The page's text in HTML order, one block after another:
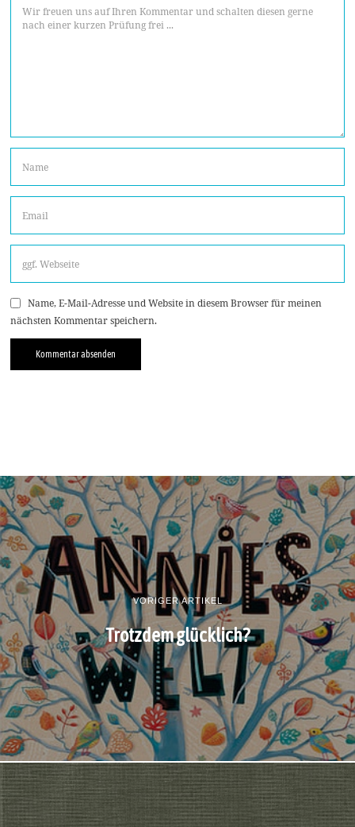
Name, E-Mail-Adresse und Website in diesem Browser für meinen
nächsten Kommentar speichern.
VORIGER ARTIKEL
Trotzdem glücklich?